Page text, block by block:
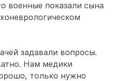
военные показали сына
задавали вопросы.
Нам медики
только нужно